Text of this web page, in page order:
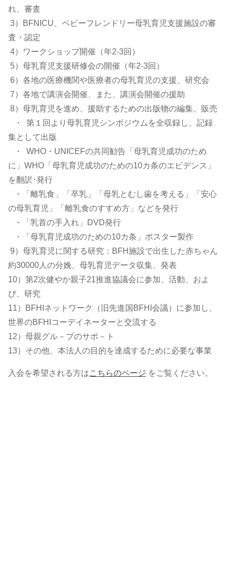
れ、審査
3）BFNICU、ベビーフレンドリー母乳育児支援施設の審
査・認定
4）ワークショップ開催（年2-3回）
5）母乳育児支援研修会の開催（年2-3回）
6）各地の医療機関や医療者の母乳育児の支援、研究会
7）各地で講演会開催、また、講演会開催の援助
8）母乳育児を進め、援助するための出版物の編集、販売
・ 第１回より母乳育児シンポジウムを全収録し、記録
集として出版
・ WHO・UNICEFの共同勧告「母乳育児成功のため
に」WHO「母乳育児成功のための10カ条のエビデンス」
を翻訳･発行
・「離乳食」「卒乳」「母乳とむし歯を考える」「安心
の母乳育児」「離乳食のすすめ方」などを発行
・「乳首の手入れ」DVD発行
・「母乳育児成功のための10カ条」ポスター製作
9）母乳育児に関する研究：BFH施設で出生した赤ちゃん
約30000人の分娩、母乳育児データ収集、発表
10）第2次健やか親子21推進協議会に参加、活動、およ
び、研究
11）BFHIネットワーク（旧先進国BFHI会議）に参加し、
世界のBFHIコーデイネーターと交流する
12）母親グル－プのサポ－ト
13）その他、本法人の目的を達成するために必要な事業
入会を希望される方はこちらのページ をご覧ください。